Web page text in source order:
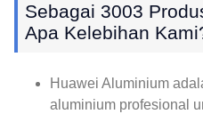
Sebagai 3003
Apa Kelebihan
Huawei Aluminium
aluminium profesional